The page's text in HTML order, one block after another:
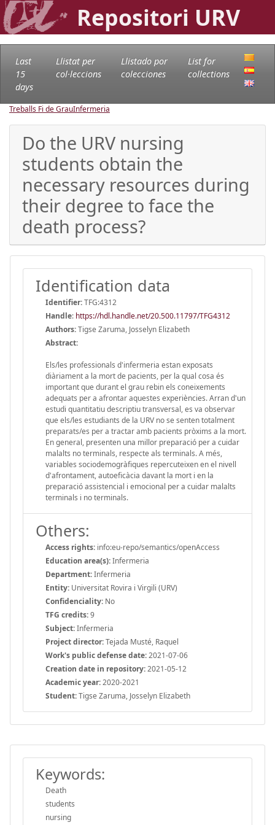
Repositori URV
Last
15
days
Llistat per
col·leccions
Llistado por
colecciones
List for
collections
Treballs Fi de GrauInfermeria
Do the URV nursing
students obtain the
necessary resources during
their degree to face the
death process?
Identification data
Identifier:TFG:4312
Handle: https://hdl.handle.net/20.500.11797/TFG4312
Authors:Tigse Zaruma, Josselyn Elizabeth
Abstract:
Els/les professionals d'infermeria estan exposats
diàriament a la mort de pacients, per la qual cosa és
important que durant el grau rebin els coneixements
adequats per a afrontar aquestes experiències. Arran d'un
estudi quantitatiu descriptiu transversal, es va observar
que els/les estudiants de la URV no se senten totalment
preparats/es per a tractar amb pacients pròxims a la mort.
En general, presenten una millor preparació per a cuidar
malalts no terminals, respecte als terminals. A més,
variables sociodemogràfiques repercuteixen en el nivell
d'afrontament, autoeficàcia davant la mort i en la
preparació assistencial i emocional per a cuidar malalts
terminals i no terminals.
Others:
Access rights: info:eu-repo/semantics/openAccess
Education area(s):Infermeria
Department:Infermeria
Entity: Universitat Rovira i Virgili (URV)
Confidenciality: No
TFG credits:9
Subject:Infermeria
Project director:Tejada Musté, Raquel
Work's public defense date:2021-07-06
Creation date in repository:2021-05-12
Academic year:2020-2021
Student:Tigse Zaruma, Josselyn Elizabeth
Keywords:
Death
students
nursing